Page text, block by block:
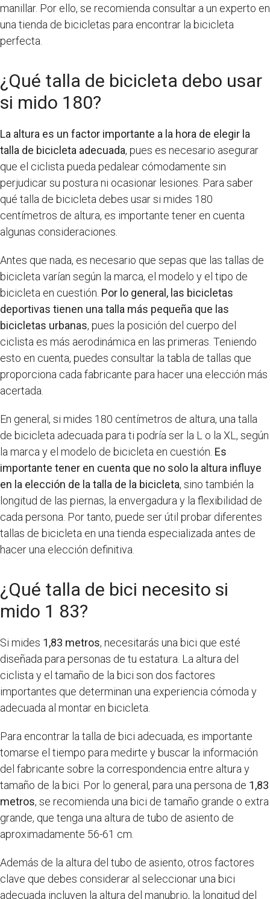
manillar. Por ello, se recomienda consultar a un experto en
una tienda de bicicletas para encontrar la bicicleta
perfecta.
¿Qué talla de bicicleta debo usar
si mido 180?
La altura es un factor importante a la hora de elegir la
talla de bicicleta adecuada, pues es necesario asegurar
que el ciclista pueda pedalear cómodamente sin
perjudicar su postura ni ocasionar lesiones. Para saber
qué talla de bicicleta debes usar si mides 180
centímetros de altura, es importante tener en cuenta
algunas consideraciones.
Antes que nada, es necesario que sepas que las tallas de
bicicleta varían según la marca, el modelo y el tipo de
bicicleta en cuestión. Por lo general, las bicicletas
deportivas tienen una talla más pequeña que las
bicicletas urbanas, pues la posición del cuerpo del
ciclista es más aerodinámica en las primeras. Teniendo
esto en cuenta, puedes consultar la tabla de tallas que
proporciona cada fabricante para hacer una elección más
acertada.
En general, si mides 180 centímetros de altura, una talla
de bicicleta adecuada para ti podría ser la L o la XL, según
la marca y el modelo de bicicleta en cuestión. Es
importante tener en cuenta que no solo la altura influye
en la elección de la talla de la bicicleta, sino también la
longitud de las piernas, la envergadura y la flexibilidad de
cada persona. Por tanto, puede ser útil probar diferentes
tallas de bicicleta en una tienda especializada antes de
hacer una elección definitiva.
¿Qué talla de bici necesito si
mido 1 83?
Si mides 1,83 metros, necesitarás una bici que esté
diseñada para personas de tu estatura. La altura del
ciclista y el tamaño de la bici son dos factores
importantes que determinan una experiencia cómoda y
adecuada al montar en bicicleta.
Para encontrar la talla de bici adecuada, es importante
tomarse el tiempo para medirte y buscar la información
del fabricante sobre la correspondencia entre altura y
tamaño de la bici. Por lo general, para una persona de 1,83
metros, se recomienda una bici de tamaño grande o extra
grande, que tenga una altura de tubo de asiento de
aproximadamente 56-61 cm.
Además de la altura del tubo de asiento, otros factores
clave que debes considerar al seleccionar una bici
adecuada incluyen la altura del manubrio, la longitud del